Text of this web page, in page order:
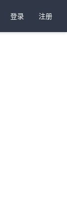
登录 注册